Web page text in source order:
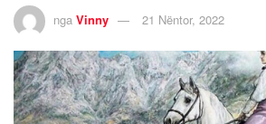
nga Vinny 21 Nëntor, 2022